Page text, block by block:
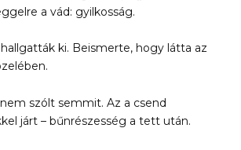
a vád: gyilkosság.
ki. Beismerte, hogy látta az
szólt semmit. Az a csend
járt – bűnrészesség a tett után.